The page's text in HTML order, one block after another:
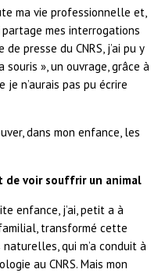
ma vie professionnelle et,
mes interrogations
presse du CNRS, j’ai pu y
», un ouvrage, grâce à
n’aurais pas pu écrire
dans mon enfance, les
de voir souffrir un animal
enfance, j’ai, petit a à
transformé cette
qui m’a conduit à
au CNRS. Mais mon